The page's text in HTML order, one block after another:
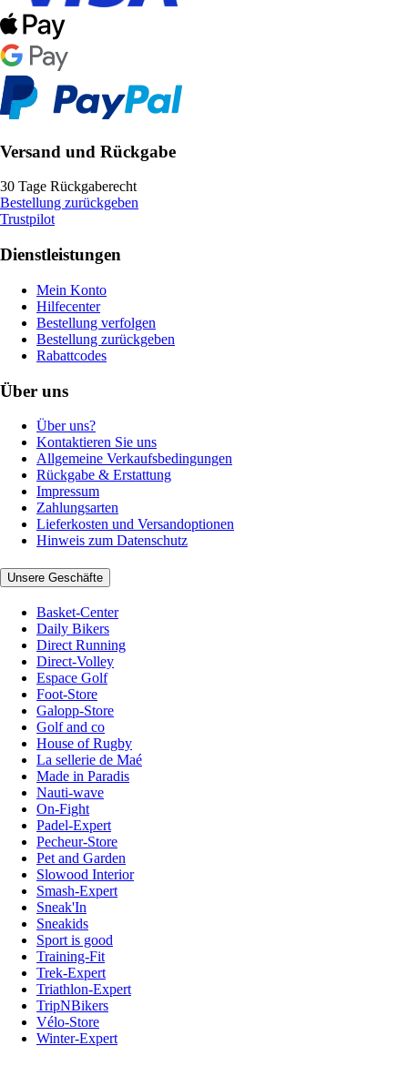
Versand und Rückgabe
30 Tage Rückgaberecht
Bestellung zurückgeben
Trustpilot
Dienstleistungen
Mein Konto
Hilfecenter
Bestellung verfolgen
Bestellung zurückgeben
Rabattcodes
Über uns
Über uns?
Kontaktieren Sie uns
Allgemeine Verkaufsbedingungen
Rückgabe & Erstattung
Impressum
Zahlungsarten
Lieferkosten und Versandoptionen
Hinweis zum Datenschutz
Unsere Geschäfte
Basket-Center
Daily Bikers
Direct Running
Direct-Volley
Espace Golf
Foot-Store
Galopp-Store
Golf and co
House of Rugby
La sellerie de Maé
Made in Paradis
Nauti-wave
On-Fight
Padel-Expert
Pecheur-Store
Pet and Garden
Slowood Interior
Smash-Expert
Sneak'In
Sneakids
Sport is good
Training-Fit
Trek-Expert
Triathlon-Expert
TripNBikers
Vélo-Store
Winter-Expert